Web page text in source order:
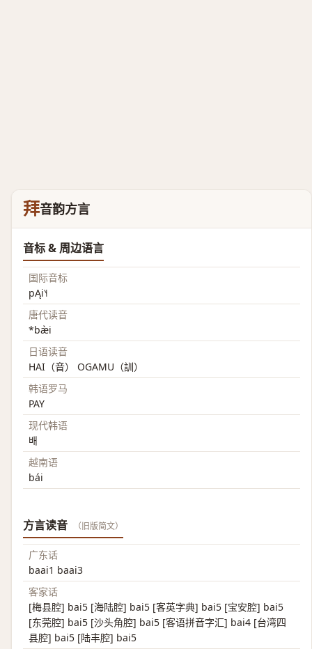
拜音韵方言
音标 & 周边语言
国际音标
pĄi˥˧
唐代读音
*bæ̀i
日语读音
HAI（音） OGAMU（訓）
韩语罗马
PAY
现代韩语
배
越南语
bái
方言读音 （旧版简文）
广东话
baai1 baai3
客家话
[梅县腔] bai5 [海陆腔] bai5 [客英字典] bai5 [宝安腔] bai5
[东莞腔] bai5 [沙头角腔] bai5 [客语拼音字汇] bai4 [台湾四
县腔] bai5 [陆丰腔] bai5